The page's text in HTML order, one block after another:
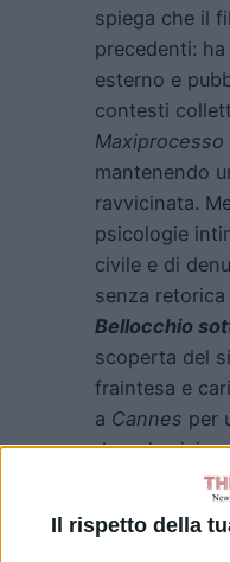
Il rispetto della
spiega che il
precedenti:
esterno e
contesti
Maxiprocesso
mantenendo
ravvicinata.
psicologie
civile e di
senza
Bellocchio
scoperta del
fraintesa e
a Cannes per
dopo la